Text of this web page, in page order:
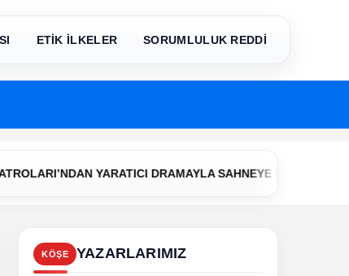
ETİK İLKELER SORUMLULUK REDDİ
YARATICI DRAMAYLA SAHNEYE İLK ADIM
KÖŞE YAZARLARIMIZ